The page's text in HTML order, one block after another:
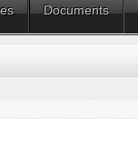
Documents